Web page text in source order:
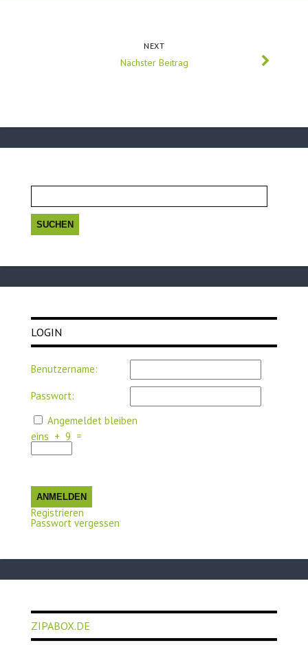
NEXT
Nächster Beitrag
nach:
LOGIN
Benutzername:
Passwort:
Angemeldet bleiben
eins + 9 =
ANMELDEN
Registrieren
Passwort vergessen
ZIPABOX.DE